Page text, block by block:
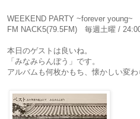
WEEKEND PARTY ~forever
FM NACK5(79.5FM) 毎週土曜 /
本日のゲストは良いね。
「みなみらんぼう」です。
アルバムも何枚かもち、懐かしい変